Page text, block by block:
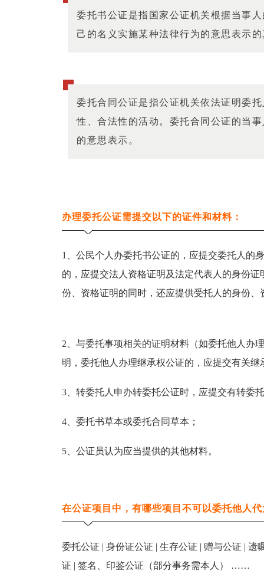
委托书公证是指国家公证机关根据当事
己的名义实施某种法律行为的意思表示
委托合同公证是指公证机关依法证明委
性、合法性的活动。委托合同公证的当
的意思表示。
办理委托公证需提交以下的证件和材料：
1、公民个人办委托书公证的，应提交委托人的
的，应提交法人资格证明及法定代表人的身份
份、资格证明的同时，还应提供受托人的身份、
2、与委托事项相关的证明材料（如委托他人办
明，委托他人办理继承权公证的，应提交有关继
3、转委托人申办转委托公证时，应提交有转委
4、委托书草本或委托合同草本；
5、公证员认为应当提供的其他材料。
在公证项目中，有哪些项目不可以委托他人
委托公证 | 身份证公证 | 生存公证 | 赠与公证 |
证 | 签名、印鉴公证（部分事务需本人） ……